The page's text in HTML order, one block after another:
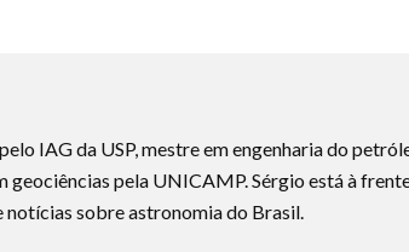
IAG da USP, mestre em engenharia do
pela UNICAMP. Sérgio está à
notícias sobre astronomia do Brasil.